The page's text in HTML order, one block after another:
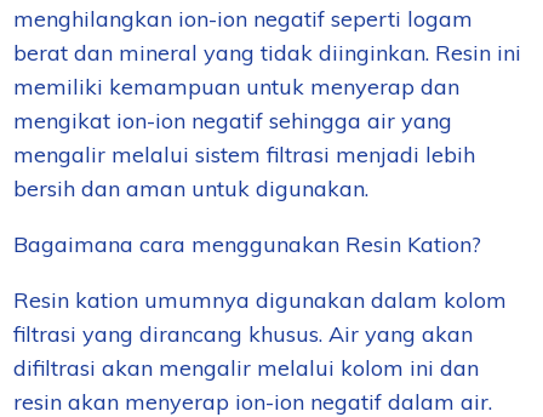
menghilangkan ion-ion negatif seperti logam
berat dan mineral yang tidak diinginkan. Resin ini
memiliki kemampuan untuk menyerap dan
mengikat ion-ion negatif sehingga air yang
mengalir melalui sistem filtrasi menjadi lebih
bersih dan aman untuk digunakan.
Bagaimana cara menggunakan Resin Kation?
Resin kation umumnya digunakan dalam kolom
filtrasi yang dirancang khusus. Air yang akan
difiltrasi akan mengalir melalui kolom ini dan
resin akan menyerap ion-ion negatif dalam air.